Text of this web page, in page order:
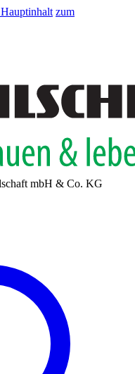
zum
mbH & Co. KG